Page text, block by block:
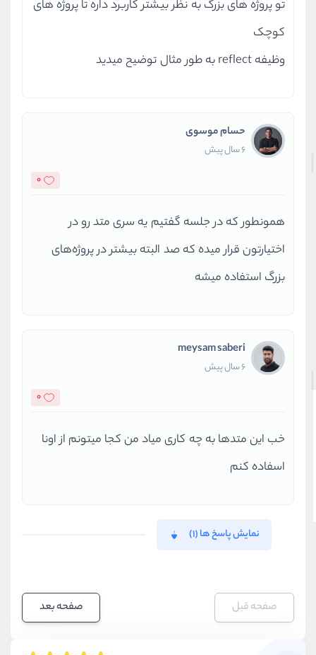
تو پروژه های بزرگ به نظر بیشتر کاربرد داره تا پروژه های
کوچک
وظیفه reflect به طور مثال توضیح میدید
حسام موسوی
6 سال پیش
0
همونطور که در جلسه گفتیم یه سری متد رو در
اختیارتون قرار میده که صد البته بیشتر در پروژه‌های
بزرگ استفاده میشه
meysam saberi
6 سال پیش
0
خب این متدها به چه کاری میاد من کجا میتونم از اونا
اسفاده کنم
نمایش پاسخ ها (1)
صفحه بعد صفحه قبل